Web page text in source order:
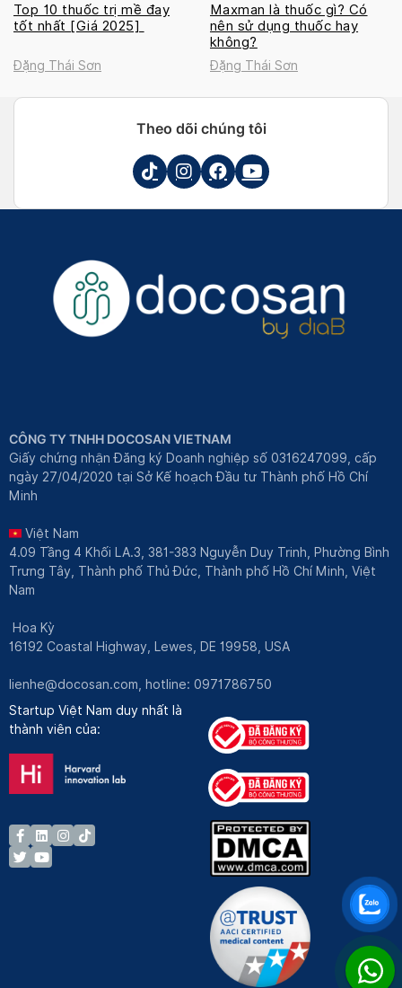
Top 10 thuốc trị mề đay
tốt nhất [Giá 2025]
Đặng Thái Sơn
Maxman là thuốc gì? Có
nên sử dụng thuốc hay
không?
Đặng Thái Sơn
Theo dõi chúng tôi
CÔNG TY TNHH DOCOSAN VIETNAM
Giấy chứng nhận Đăng ký Doanh nghiệp số 0316247099, cấp
ngày 27/04/2020 tại Sở Kế hoạch Đầu tư Thành phố Hồ Chí
Minh
Việt Nam
4.09 Tầng 4 Khối LA.3, 381-383 Nguyễn Duy Trinh, Phường Bình
Trưng Tây, Thành phố Thủ Đức, Thành phố Hồ Chí Minh, Việt
Nam
Hoa Kỳ
16192 Coastal Highway, Lewes, DE 19958, USA
lienhe@docosan.com , hotline: 0971786750
Startup Việt Nam duy nhất là
thành viên của: